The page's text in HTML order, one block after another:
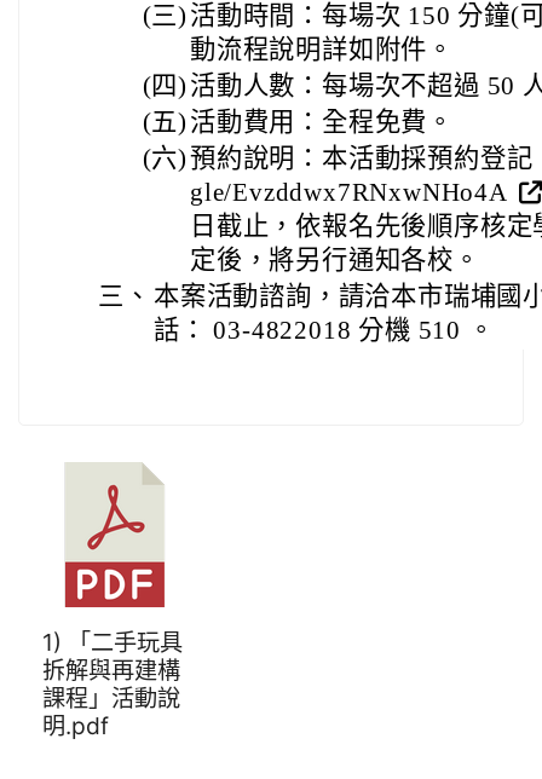
(三) 活動時間：每場次 150 分鐘(
動流程說明詳如附件。
(四) 活動人數：每場次不超過 50
(五) 活動費用：全程免費。
(六)預約說明：本活動採預約登
gle/Evzddwx7RNxwNHo4A
日截止，依報名先後順序核
定後，將另行通知各校。
三、 本案活動諮詢，請洽本市瑞埔國
話： 03-4822018 分機 510 。
1) 「二手玩具
拆解與再建構
課程」活動說
明.pdf